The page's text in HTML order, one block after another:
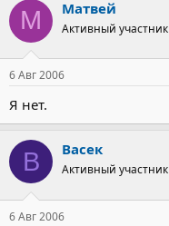
подчеркнул Колмаков. -
поле боя был не
маневрировать". По
российского десантника
средства
все это не уступает
Никита Петров , Филипп
М Матвей
Активный участник
6 Авг 2006
Я нет.
В Васек
Активный участник
6 Авг 2006